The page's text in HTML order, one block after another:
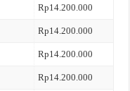
Rp14.200.000
Rp14.200.000
Rp14.200.000
Rp14.200.000